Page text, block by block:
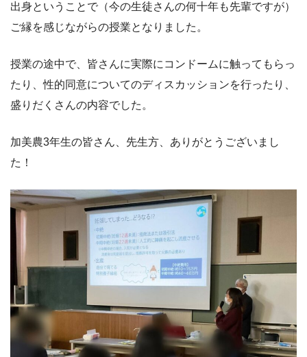
出身ということで（今の生徒さんの何十年も先輩ですが）
ご縁を感じながらの授業となりました。
授業の途中で、皆さんに実際にコンドームに触ってもらっ
たり、性的同意についてのディスカッションを行ったり、
盛りだくさんの内容でした。
加美農3年生の皆さん、先生方、ありがとうございまし
た！